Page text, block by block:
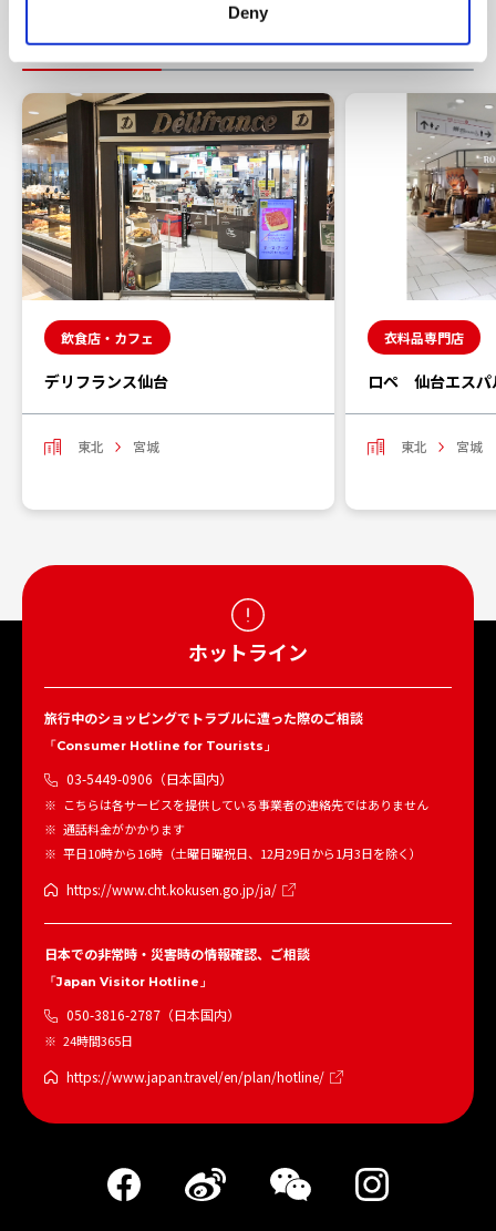
Deny
近くのショップ
飲食店・カフェ
デリフランス仙台
東北 宮城
衣料品専門店
ロペ 仙台エスパ
東北 宮城
ホットライン
旅行中のショッピングでトラブルに遭った際のご相談
「Consumer Hotline for Tourists」
03-5449-0906（日本国内）
こちらは各サービスを提供している事業者の連絡先ではありません
通話料金がかかります
平日10時から16時（土曜日曜祝日、12月29日から1月3日を除く）
https://www.cht.kokusen.go.jp/ja/
日本での非常時・災害時の情報確認、ご相談
「Japan Visitor Hotline」
050-3816-2787（日本国内）
24時間365日
https://www.japan.travel/en/plan/hotline/